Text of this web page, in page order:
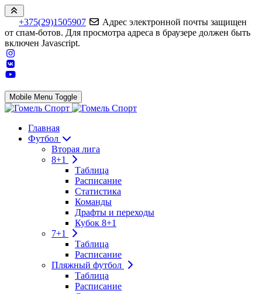
+375(29)1505907
Адрес электронной почты защищен
от спам-ботов. Для просмотра адреса в браузере должен быть
включен Javascript.
Mobile Menu Toggle
Главная
Футбол
Вторая лига
8+1
Таблица
Расписание
Статистика
Команды
Драфты и переходы
Кубок 8+1
7+1
Таблица
Расписание
Пляжный футбол
Таблица
Расписание